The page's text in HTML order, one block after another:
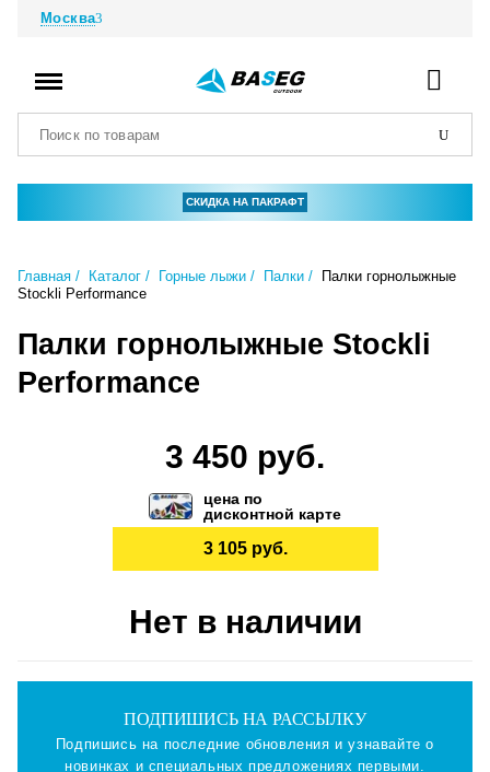
Москва
СКИДКА НА ПАКРАФТ
Главная Каталог Горные лыжи Палки
Палки горнолыжные
Stockli Performance
Палки горнолыжные Stockli
Performance
3 450 руб.
цена по
дисконтной карте
3 105 руб.
Нет в наличии
ПОДПИШИСЬ НА РАССЫЛКУ
Подпишись на последние обновления и узнавайте о
новинках и специальных предложениях первыми.